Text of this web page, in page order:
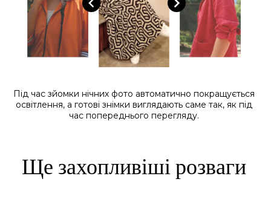
Під час зйомки нічних фото автоматично покращується
освітлення, а готові знімки виглядають саме так, як під
час попереднього перегляду.
Ще захопливіші розваги